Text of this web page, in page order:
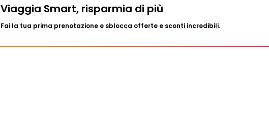
Viaggia Smart, risparmia di più
Fai la tua prima prenotazione e sblocca offerte e sconti incredibili.